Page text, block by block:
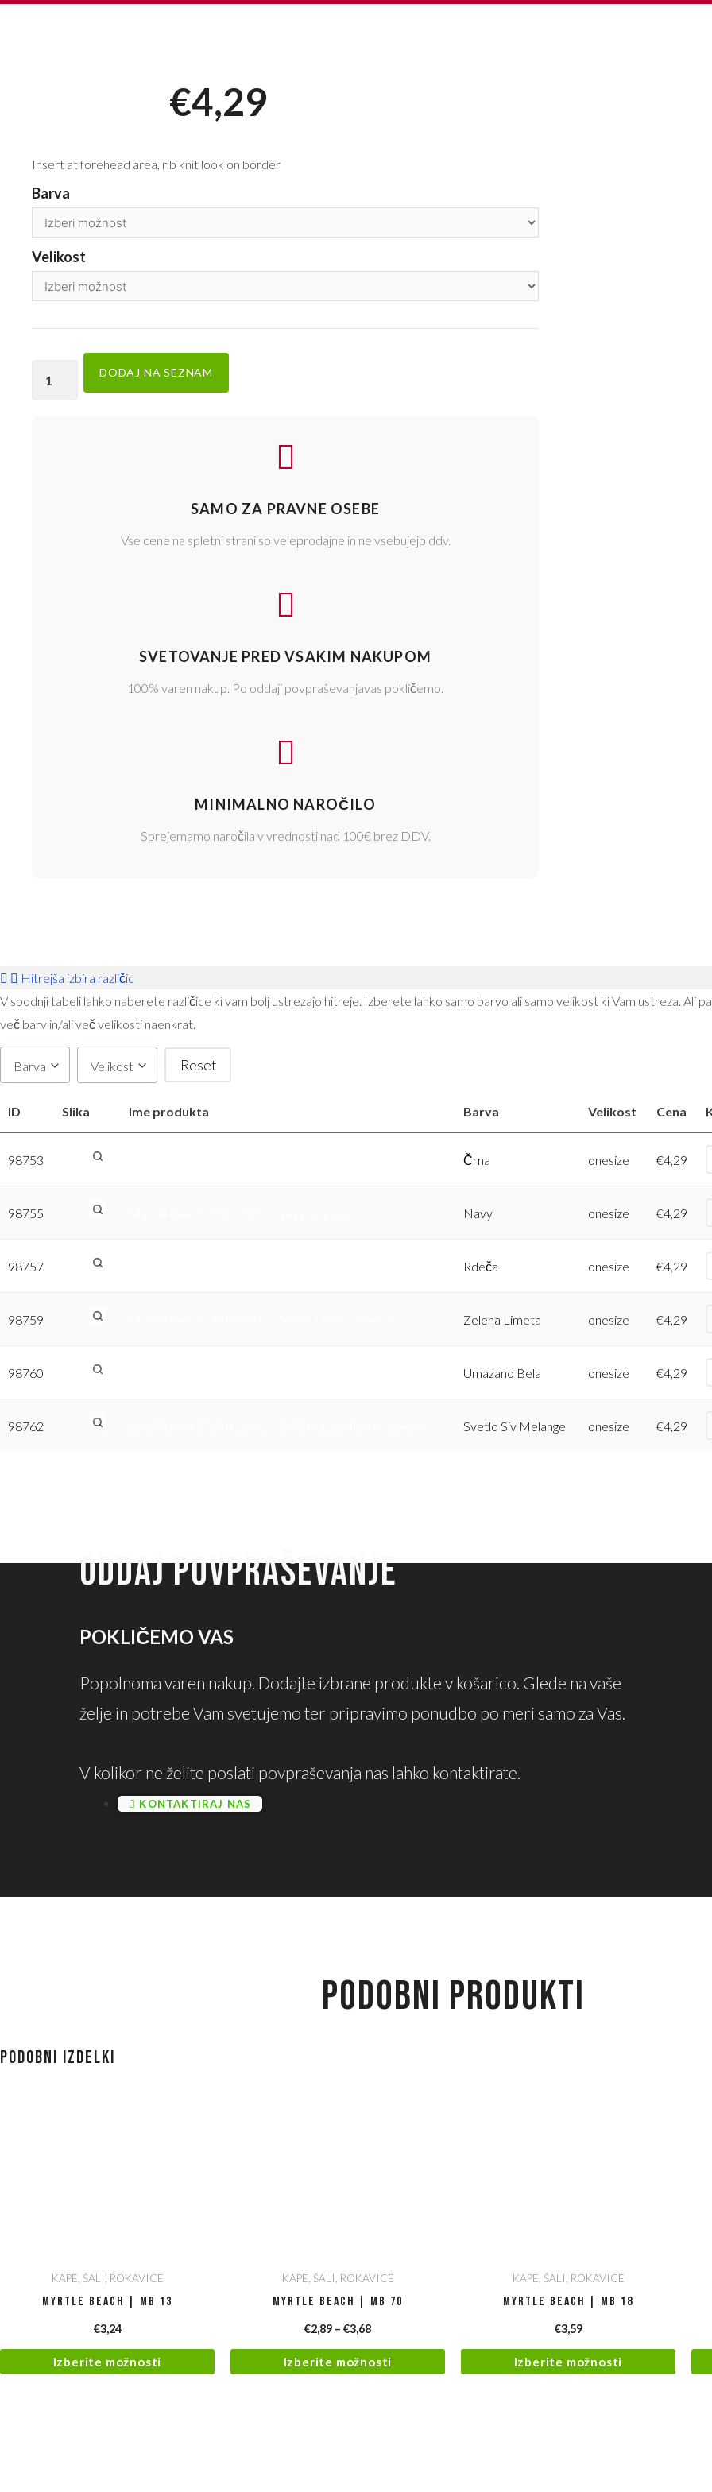
€4,29
Insert at forehead area, rib knit look on border
Barva
Velikost
DODAJ NA SEZNAM
SAMO ZA PRAVNE OSEBE
Vse cene na spletni strani so veleprodajne in ne vsebujejo ddv.
SVETOVANJE PRED VSAKIM NAKUPOM
100% varen nakup. Po oddaji povpraševanjavas pokličemo.
MINIMALNO NAROČILO
Sprejemamo naročila v vrednosti nad 100€ brez DDV.
Hitrejša izbira različic
V spodnji tabeli lahko naberete različice ki vam bolj ustrezajo hitreje. Izberete lahko samo barvo ali samo velikost ki Vam ustreza. Ali
več barv in/ali več velikosti naenkrat.
Barva Velikost Reset
ID Slika Ime produkta Barva Velikost Cena
98753 Črna onesize €4,29
98755 Navy onesize €4,29
98757 Rdeča onesize €4,29
98759 Zelena Limeta onesize €4,29
98760 Umazano Bela onesize €4,29
98762 Svetlo Siv Melange onesize €4,29
ODDAJ POVPRAŠEVANJE
POKLIČEMO VAS
Popolnoma varen nakup. Dodajte izbrane produkte v košarico. Glede na vaše
želje in potrebe Vam svetujemo ter pripravimo ponudbo po meri samo za Vas.
V kolikor ne želite poslati povpraševanja nas lahko kontaktirate.
KONTAKTIRAJ NAS
PODOBNI PRODUKTI
Podobni izdelki
KAPE, ŠALI, ROKAVICE
Myrtle Beach | MB 13
€3,24
Izberite možnosti
KAPE, ŠALI, ROKAVICE
Myrtle Beach | MB 70
€2,89 – €3,68
Izberite možnosti
KAPE, ŠALI, ROKAVICE
Myrtle Beach | MB 18
€3,59
Izberite možnosti